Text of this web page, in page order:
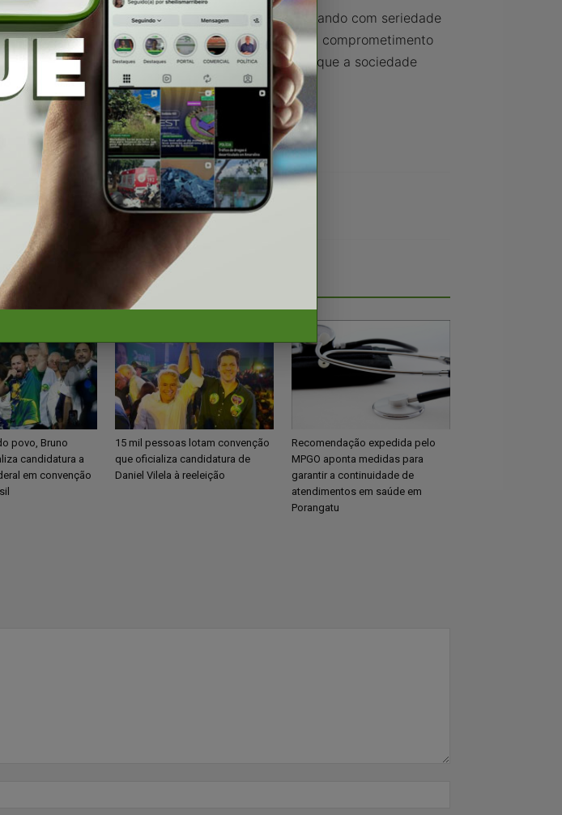
reforça que estamos no caminho certo, trabalhando com seriedade
Com o selo prata, Porangatu reafirma seu comprometimento
exigências de transparência e responsabilidade que a sociedade
povo, Bruno
candidatura a
em convenção
15 mil pessoas lotam convenção
que oficializa candidatura de
Daniel Vilela à reeleição
Recomendação expedida pelo
MPGO aponta medidas para
garantir a continuidade de
atendimentos em saúde em
Porangatu